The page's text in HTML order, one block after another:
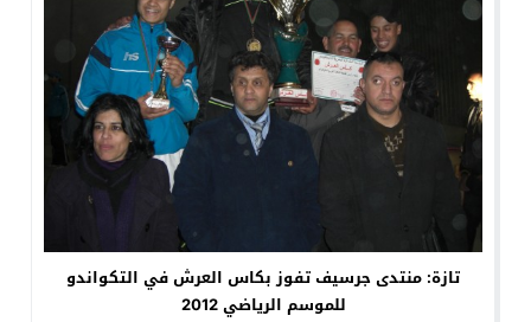
تازة: منتدى جرسيف تفوز بكاس العرش في التكواندو
للموسم الرياضي 2012